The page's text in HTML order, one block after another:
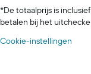
*De totaalprijs is
betalen bij het
Cookie-instellingen